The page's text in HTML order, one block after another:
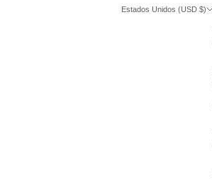
Estados Unidos (USD $)